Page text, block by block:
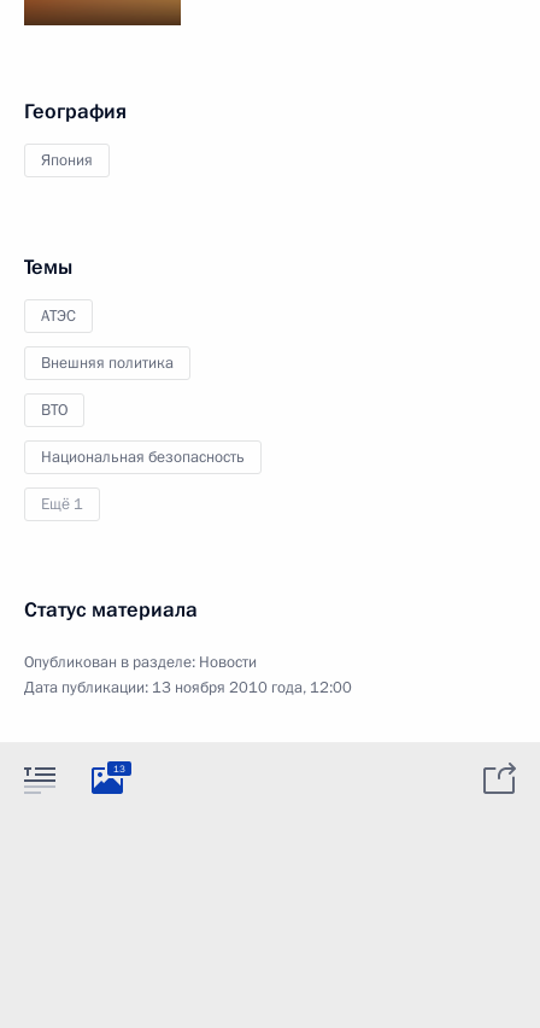
География
Япония
Темы
АТЭС
Внешняя политика
ВТО
Национальная безопасность
Ещё 1
Статус материала
Опубликован в разделе: Новости
Дата публикации: 13 ноября 2010 года, 12:00
13